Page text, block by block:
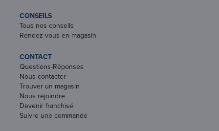
CONSEILS
Tous nos conseils
Rendez-vous en magasin
CONTACT
Questions-Réponses
Nous contacter
Trouver un magasin
Nous rejoindre
Devenir franchisé
Suivre une commande